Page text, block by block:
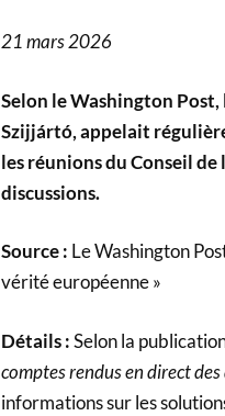
21 mars 2026
Selon le Washington
Szijjártó, appelait
les réunions du Conseil
discussions.
Source : Le Washington
vérité européenne »
Détails :Selon la
comptes rendus en direct des
informations sur les